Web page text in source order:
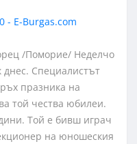
/Поморие/ Неделчо
Специалистът
празника на
той чества юбилеи.
Той е бивш играч
на юношеския